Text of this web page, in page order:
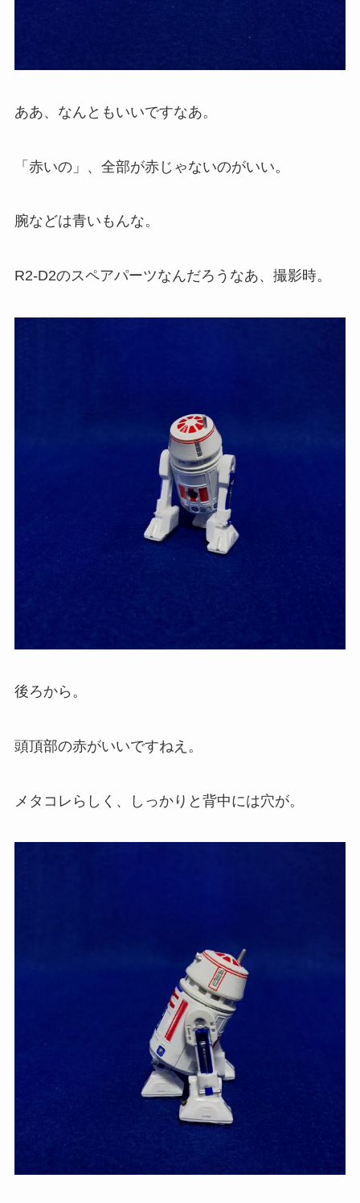
ああ、なんともいいですなあ。
「赤いの」、全部が赤じゃないのがいい。
腕などは青いもんな。
R2-D2のスペアパーツなんだろうなあ、撮影時。
後ろから。
頭頂部の赤がいいですねえ。
メタコレらしく、しっかりと背中には穴が。